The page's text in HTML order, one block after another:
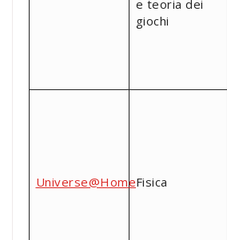
e teoria dei
giochi
Universe@HomeFisica